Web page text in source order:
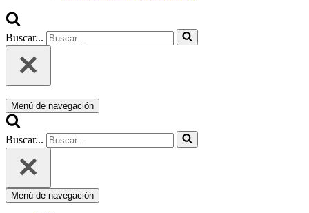
Buscar...
Menú de navegación
Buscar...
Menú de navegación